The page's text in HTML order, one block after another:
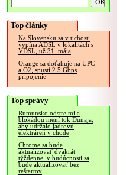
Top články
Na Slovensku sa v tichosti
vypína ADSL v lokalitách s
VDSL, už 31. mája
Orange sa doťahuje na UPC
a O2, spustí 2.5 Gbps
pripojenie
Top správy
Rumunsko odstrelmi a
blokádou mení tok Dunaja,
aby udržalo jadrovú
elektráreň v chode
Chrome sa bude
aktualizovať dvakrát
týždenne, v budúcnosti sa
bude aktualizovať bez
reštartov